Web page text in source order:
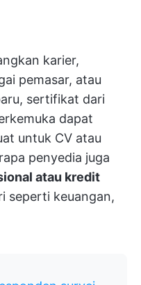
karier,
pemasar, atau
sertifikat dari
dapat
untuk CV atau
penyedia juga
atau kredit
seperti keuangan,